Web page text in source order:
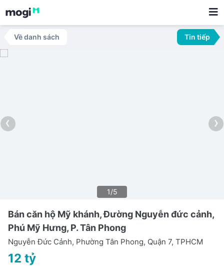
Về danh sách Tin tiếp
‹ ›
1/5
Bán căn hộ Mỹ khánh, Đường Nguyễn đức cảnh,
Phú Mỹ Hưng, P. Tân Phong
Nguyễn Đức Cảnh, Phường Tân Phong, Quận 7, TPHCM
12 tỷ